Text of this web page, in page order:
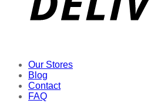
Our Stores
Blog
Contact
FAQ